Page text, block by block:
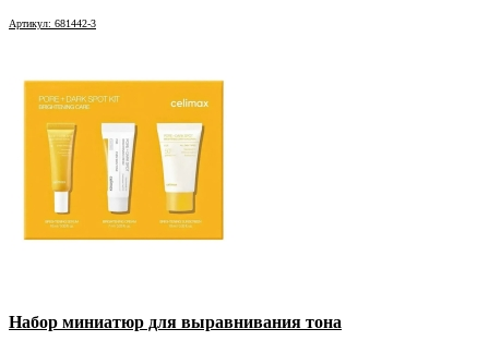
Артикул: 681442-3
Набор миниатюр для выравнивания тона